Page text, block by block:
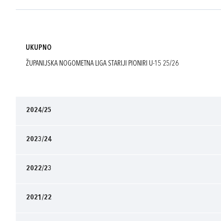
UKUPNO
ŽUPANIJSKA NOGOMETNA LIGA STARIJI PIONIRI U-15 25/26
2024/25
2023/24
2022/23
2021/22